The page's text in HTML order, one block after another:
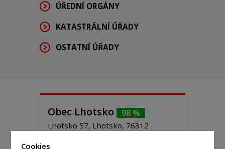
Cookies
ÚŘEDNÍ ORGÁNY
KATASTRÁLNÍ ÚŘADY
OSTATNÍ ÚŘADY
Obec Lhotsko 98 %
Lhotsko 57, Lhotsko, 76312
se tři kilometry od Vizovic. Rozloha